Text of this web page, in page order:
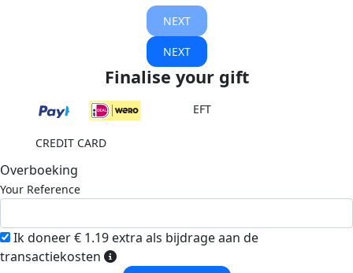
NEXT
NEXT
Finalise your gift
EFT
CREDIT CARD
Overboeking
Your Reference
Ik doneer € 1.19 extra als bijdrage aan de
transactiekosten